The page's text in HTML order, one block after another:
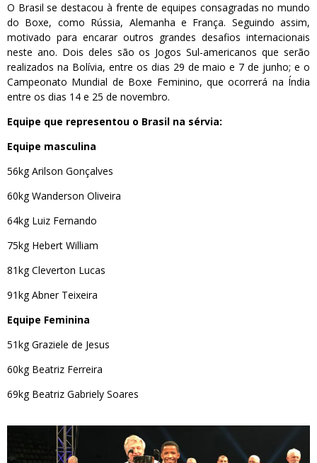
O Brasil se destacou à frente de equipes consagradas no mundo
do Boxe, como Rússia, Alemanha e França. Seguindo assim,
motivado para encarar outros grandes desafios internacionais
neste ano. Dois deles são os Jogos Sul-americanos que serão
realizados na Bolívia, entre os dias 29 de maio e 7 de junho; e o
Campeonato Mundial de Boxe Feminino, que ocorrerá na Índia
entre os dias 14 e 25 de novembro.
Equipe que representou o Brasil na sérvia:
Equipe masculina
56kg Arilson Gonçalves
60kg Wanderson Oliveira
64kg Luiz Fernando
75kg Hebert William
81kg Cleverton Lucas
91kg Abner Teixeira
Equipe Feminina
51kg Graziele de Jesus
60kg Beatriz Ferreira
69kg Beatriz Gabriely Soares